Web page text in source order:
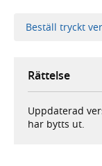
Beställ tryckt
Rättelse
Uppdaterad
har bytts ut.